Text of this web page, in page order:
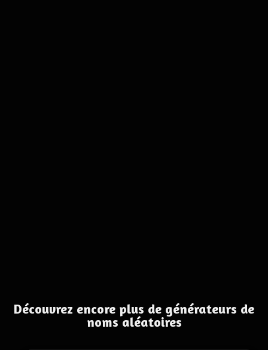
Découvrez encore plus de générateurs de
noms aléatoires